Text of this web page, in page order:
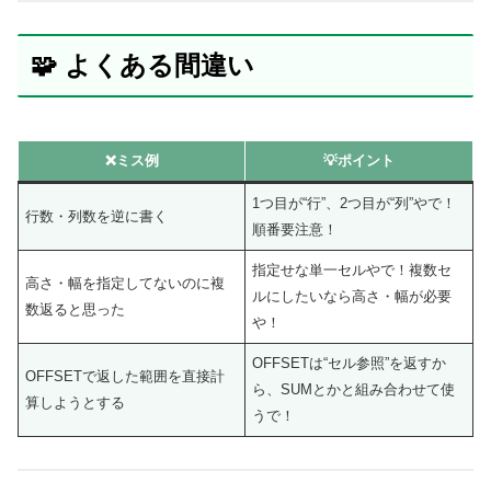
🧩 よくある間違い
❌ミス例 💡ポイント
行数・列数を逆に書く
1つ目が“行”、2つ目が“列”やで！
順番要注意！
高さ・幅を指定してないのに複
数返ると思った
指定せな単一セルやで！複数セ
ルにしたいなら高さ・幅が必要
や！
OFFSETで返した範囲を直接計
算しようとする
OFFSETは“セル参照”を返すか
ら、SUMとかと組み合わせて使
うで！